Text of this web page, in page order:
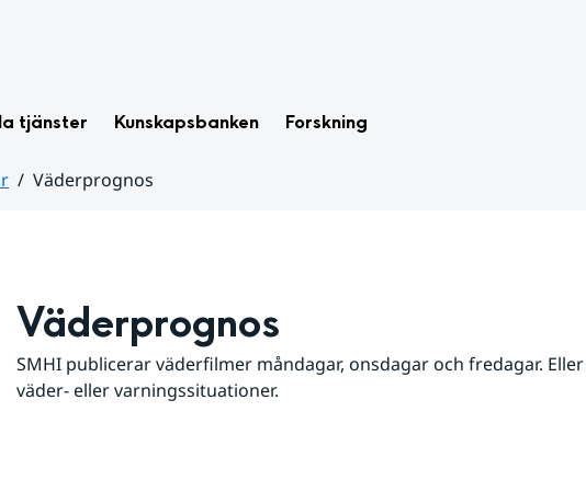
tjänster Kunskapsbanken Forskning
Väderprognos
Väderprognos
SMHI publicerar väderfilmer måndagar, onsdagar och fredagar.
väder- eller varningssituationer.